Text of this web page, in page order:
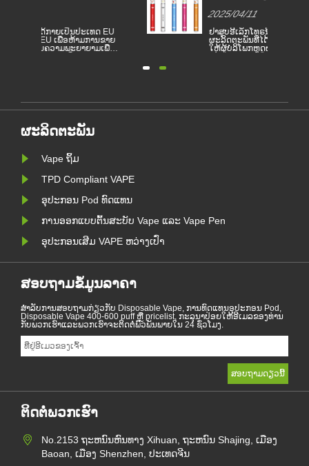
ປະເທດຕ່າງໆ
2025/04/11
ຢາສູບອີເລັກໂທຣນິກໄດ້ກາຍເປັນ
ຜະລິດຕະພັນທີ່ໄດ້ຮັບຄວາມນິຍົມເຊິ່ງຊ່ວຍ
ໃຫ້ຜູ້ບໍລິໂພກຫຼຸດຜ່ອນການສູບຢາຫຼືຍອມ
ກົດຫມາຍແລະລະບຽບການຂອງຢາສູບ
ອີເລັກໂທຣນິກຕາມປະເທດທີ່ແຕກຕ່າງກັນ.
ເກີດຜົນບັ
ຜະລິດຕະພັນ
Vape ຖິ້ມ
TPD Compliant VAPE
ອຸປະກອນ Pod ທົດແທນ
ການອອກແບບຕົ້ນສະບັບ Vape ແລະ Vape Pen
ອຸປະກອນເສີມ VAPE ຫວ່າງເປົ່າ
ສອບຖາມຂໍ້ມູນລາຄາ
ສໍາ​ລັບ​ການ​ສອບ​ຖາມ​ກ່ຽວ​ກັບ Disposable Vape, ການ​ທົດ​ແທນ​ອຸ​ປະ​ກອນ Pod,
Disposable Vape 400-600 puff ຫຼື pricelist, ກະ​ລຸ​ນາ​ປ່ອຍ​ໃຫ້​ອີ​ເມລ​ຂອງ​ທ່ານ​
ກັບ​ພວກ​ເຮົາ​ແລະ​ພວກ​ເຮົາ​ຈະ​ຕິດ​ຕໍ່​ພົວ​ພັນ​ພາຍ​ໃນ 24 ຊົ່ວ​ໂມງ.
ຕິດຕໍ່ພວກເຮົາ
No.2153 ຖະຫນົນຫົນທາງ Xihuan, ຖະຫນົນ Shajing, ເມືອງ
Baoan, ເມືອງ Shenzhen, ປະເທດຈີນ